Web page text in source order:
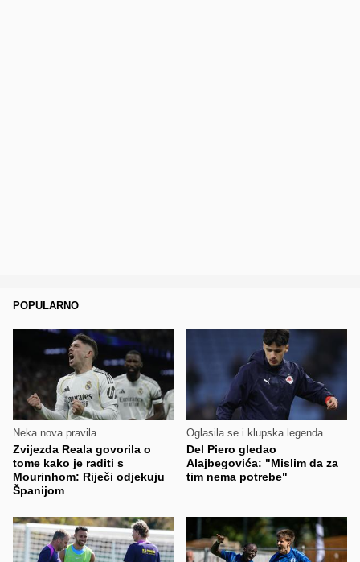
POPULARNO
Neka nova pravila
Zvijezda Reala govorila o
tome kako je raditi s
Mourinhom: Riječi odjekuju
Španijom
Oglasila se i klupska legenda
Del Piero gledao
Alajbegovića: "Mislim da za
tim nema potrebe"